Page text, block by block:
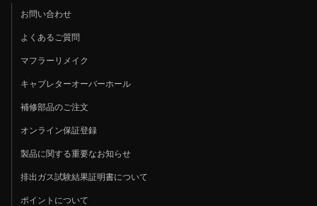
お問い合わせ
よくあるご質問
マフラーリメイク
キャブレターオーバーホール
補修部品のご注文
オンライン保証登録
製品に関する重要なお知らせ
排出ガス試験結果証明書について
ポイントについて